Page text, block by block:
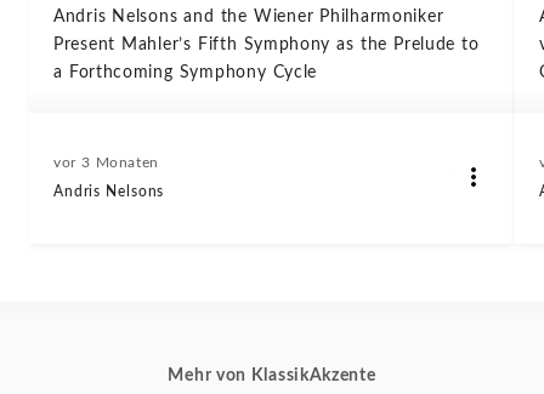
Andris Nelsons and the Wiener Philharmoniker
Present Mahler’s Fifth Symphony as the Prelude to
a Forthcoming Symphony Cycle
vor 3 Monaten
Andris Nelsons
Mehr von KlassikAkzente